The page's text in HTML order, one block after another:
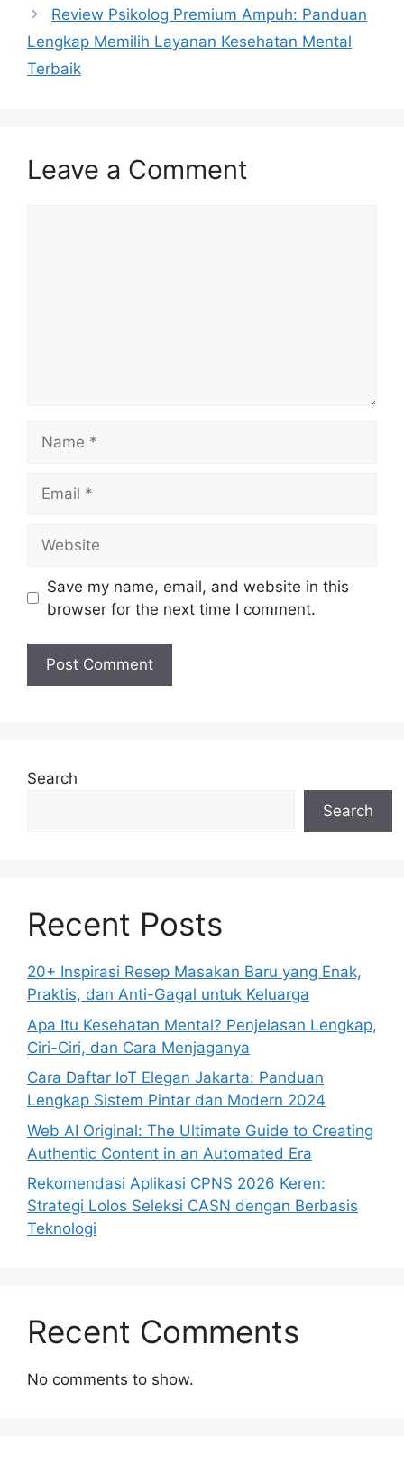
Review Psikolog Premium Ampuh: Panduan
Lengkap Memilih Layanan Kesehatan Mental
Terbaik
Leave a Comment
Save my name, email, and website in this
browser for the next time I comment.
Search
Search
Recent Posts
20+ Inspirasi Resep Masakan Baru yang Enak,
Praktis, dan Anti-Gagal untuk Keluarga
Apa Itu Kesehatan Mental? Penjelasan Lengkap,
Ciri-Ciri, dan Cara Menjaganya
Cara Daftar IoT Elegan Jakarta: Panduan
Lengkap Sistem Pintar dan Modern 2024
Web AI Original: The Ultimate Guide to Creating
Authentic Content in an Automated Era
Rekomendasi Aplikasi CPNS 2026 Keren:
Strategi Lolos Seleksi CASN dengan Berbasis
Teknologi
Recent Comments
No comments to show.